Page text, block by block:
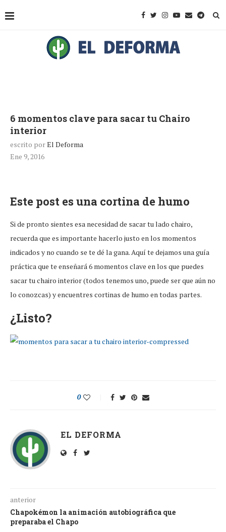
6 momentos clave para sacar tu Chairo
interior
escrito porEl Deforma
Ene 9, 2016
Este post es una cortina de humo
Si de pronto sientes esa necesidad de sacar tu lado chairo,
recuerda que es importante hacerlo justo en los momentos
indicados y no cuando se te dé la gana. Aquí te dejamos una guía
práctica que te enseñará 6 momentos clave en los que puedes
sacar tu chairo interior (todos tenemos uno, puede ser que aún no
lo conozcas) y encuentres cortinas de humo en todas partes.
¿Listo?
0
EL DEFORMA
anterior
Chapokémon la animación autobiográfica que
preparaba el Chapo